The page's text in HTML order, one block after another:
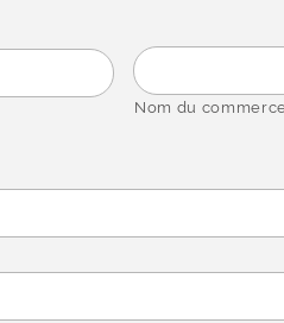
Nom du